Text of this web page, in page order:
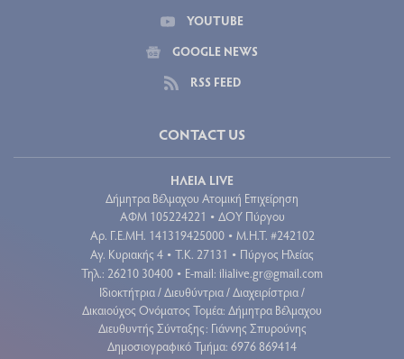
YOUTUBE
GOOGLE NEWS
RSS FEED
CONTACT US
ΗΛΕΙΑ LIVE
Δήμητρα Βέλμαχου Ατομική Επιχείρηση
ΑΦΜ 105224221 • ΔΟΥ Πύργου
Aρ. Γ.Ε.ΜΗ. 141319425000 • Μ.Η.Τ. #242102
Αγ. Κυριακής 4 • Τ.Κ. 27131 • Πύργος Ηλείας
Τηλ.: 26210 30400 • E-mail: ilialive.gr@gmail.com
Ιδιοκτήτρια / Διευθύντρια / Διαχειρίστρια /
Δικαιούχος Ονόματος Τομέα: Δήμητρα Βέλμαχου
Διευθυντής Σύνταξης: Γιάννης Σπυρούνης
Δημοσιογραφικό Τμήμα: 6976 869414